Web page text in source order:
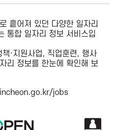
흩어져 있던 다양한 일자리
통합 일자리 정보 서비스입
·지원사업, 직업훈련, 행사
리 정보를 한눈에 확인해 보
jobs